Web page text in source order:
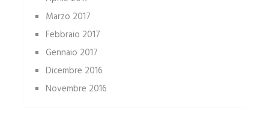
Marzo 2017
Febbraio 2017
Gennaio 2017
Dicembre 2016
Novembre 2016